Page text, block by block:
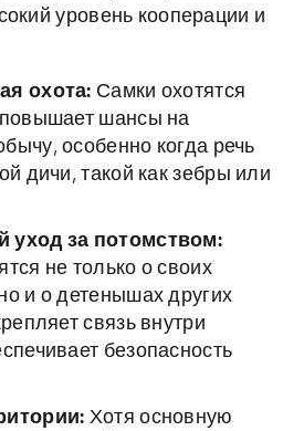
уровень кооперации и
охота: Самки охотятся
шансы на
особенно когда речь
дичи, такой как зебры или
уход за потомством:
не только о своих
и о детенышах других
связь внутри
безопасность
Хотя основную